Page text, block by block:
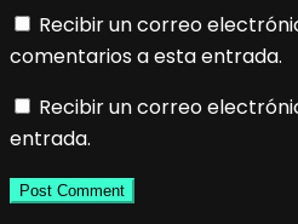
Recibir un correo
comentarios a esta entrada.
Recibir un correo
entrada.